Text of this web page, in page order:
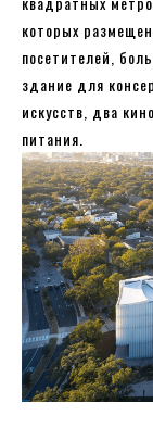
которых
посетителей,
здание для
искусств, два
питания.